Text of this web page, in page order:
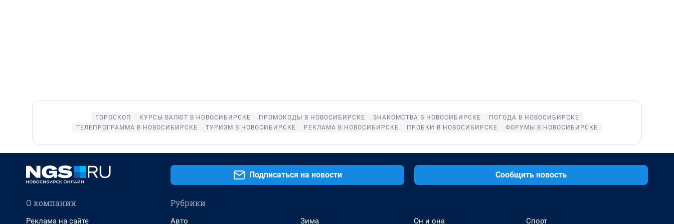
ГОРОСКОП КУРСЫ ВАЛЮТ В НОВОСИБИРСКЕ ПРОМОКОДЫ В НОВОСИБИРСКЕ ЗНАКОМСТВА В НОВОСИБИРСКЕ
ПОГОДА В НОВОСИБИРСКЕ
ТЕЛЕПРОГРАММА В НОВОСИБИРСКЕ
ТУРИЗМ В НОВОСИБИРСКЕ РЕКЛАМА В НОВОСИБИРСКЕ ПРОБКИ В НОВОСИБИРСКЕ ФОРУМЫ В НОВОСИБИРСКЕ
Подписаться на новости Сообщить новость
О компании
Реклама на сайте
Рубрики
Авто Зима Он и она Спорт